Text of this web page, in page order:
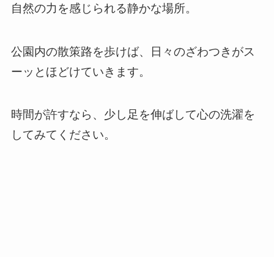
自然の力を感じられる静かな場所。
公園内の散策路を歩けば、日々のざわつきがス
ーッとほどけていきます。
時間が許すなら、少し足を伸ばして心の洗濯を
してみてください。